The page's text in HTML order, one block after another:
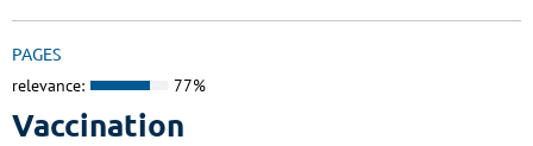
PAGES
relevance: 77%
Vaccination